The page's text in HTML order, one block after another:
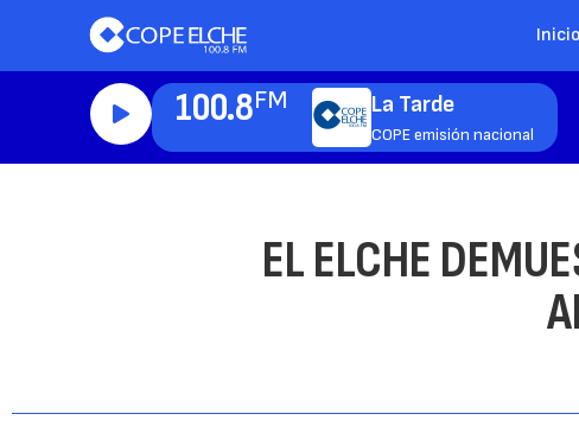
Inicio
100.8FM La Tarde
COPE emisión nacional
EL ELCHE